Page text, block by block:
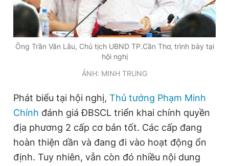
Ông Trần Văn Lâu, Chủ tịch UBND TP.Cần Thơ, trình bày tại
hội nghị
ẢNH: MINH TRUNG
Phát biểu tại hội nghị, Thủ tướng Phạm Minh
Chính đánh giá ĐBSCL triển khai chính quyền
địa phương 2 cấp cơ bản tốt. Các cấp đang
hoàn thiện dần và đang đi vào hoạt động ổn
định. Tuy nhiên, vẫn còn đó nhiều nội dung